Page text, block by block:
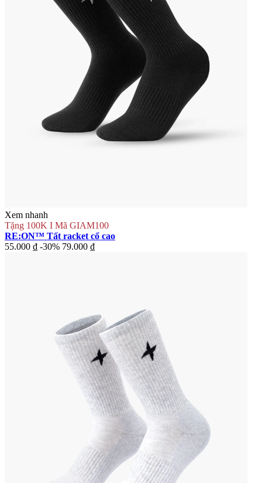
Xem nhanh
Tặng 100K I Mã GIAM100
RE:ON™ Tất racket cổ cao
55.000 ₫ -30% 79.000 ₫